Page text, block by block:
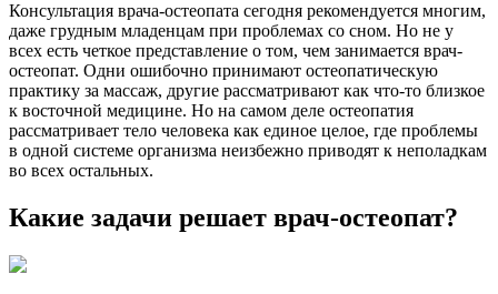
Консультация врача-остеопата сегодня рекомендуется многим,
даже грудным младенцам при проблемах со сном. Но не у
всех есть четкое представление о том, чем занимается врач-
остеопат. Одни ошибочно принимают остеопатическую
практику за массаж, другие рассматривают как что-то близкое
к восточной медицине. Но на самом деле остеопатия
рассматривает тело человека как единое целое, где проблемы
в одной системе организма неизбежно приводят к неполадкам
во всех остальных.
Какие задачи решает врач-остеопат?